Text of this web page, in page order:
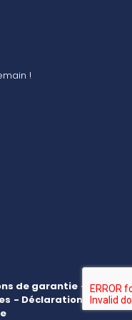
!
de garantie -
- Déclaration de